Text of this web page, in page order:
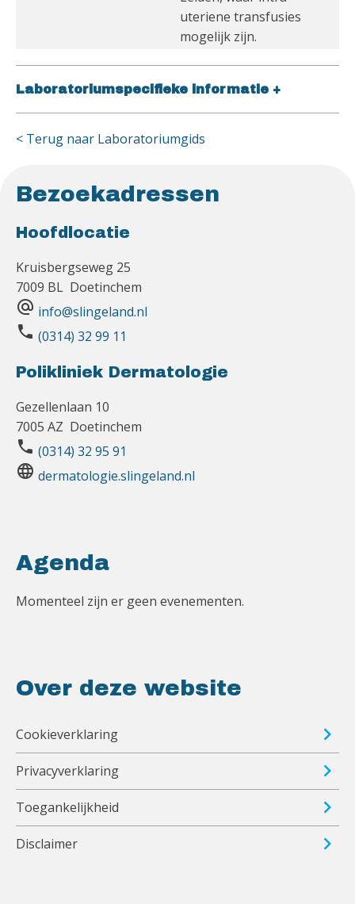
uteriene transfusies
mogelijk zijn.
Laboratoriumspecifieke informatie +
< Terug naar Laboratoriumgids
Bezoekadressen
Hoofdlocatie
Kruisbergseweg 25
7009 BL Doetinchem
alternate_email info@slingeland.nl
phone (0314) 32 99 11
Polikliniek Dermatologie
Gezellenlaan 10
7005 AZ Doetinchem
phone (0314) 32 95 91
language dermatologie.slingeland.nl
Agenda
Momenteel zijn er geen evenementen.
Over deze website
Cookieverklaring
Privacyverklaring
Toegankelijkheid
Disclaimer